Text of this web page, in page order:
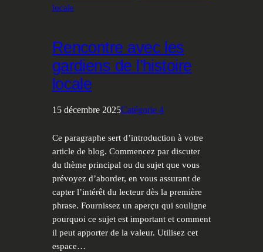
Rencontre avec les
gardiens de l’histoire
locale
15 décembre 2025Catégorie 4
Ce paragraphe sert d’introduction à votre
article de blog. Commencez par discuter
du thème principal ou du sujet que vous
prévoyez d’aborder, en vous assurant de
capter l’intérêt du lecteur dès la première
phrase. Fournissez un aperçu qui souligne
pourquoi ce sujet est important et comment
il peut apporter de la valeur. Utilisez cet
espace…